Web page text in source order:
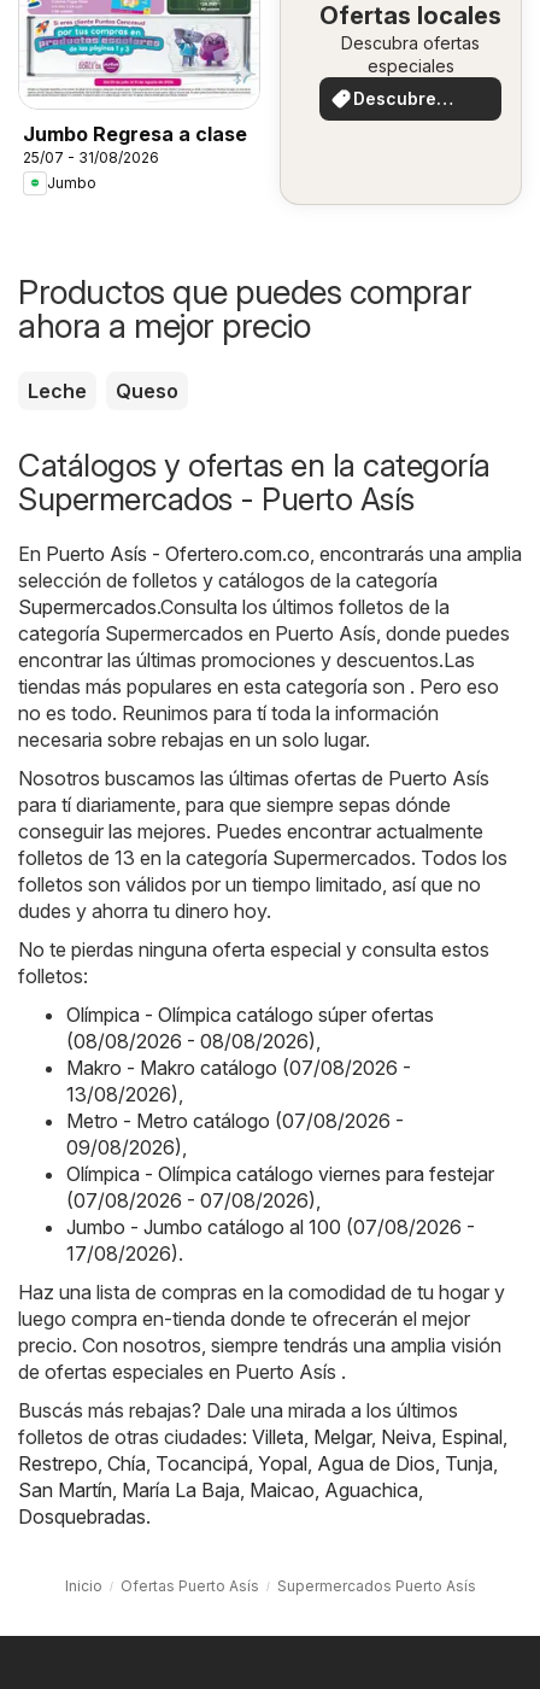
Jumbo Regresa a clase
25/07 - 31/08/2026
Jumbo
Ofertas locales
Descubra ofertas
especiales
Descubre
ofertas
Productos que puedes comprar
ahora a mejor precio
Leche Queso
Catálogos y ofertas en la categoría
Supermercados - Puerto Asís
En Puerto Asís - Ofertero.com.co , encontrarás una amplia
selección de folletos y catálogos de la categoría
Supermercados.Consulta los últimos folletos de la
categoría Supermercados en Puerto Asís, donde puedes
encontrar las últimas promociones y descuentos.Las
tiendas más populares en esta categoría son . Pero eso
no es todo. Reunimos para tí toda la información
necesaria sobre rebajas en un solo lugar.
Nosotros buscamos las últimas ofertas de Puerto Asís
para tí diariamente, para que siempre sepas dónde
conseguir las mejores. Puedes encontrar actualmente
folletos de 13 en la categoría Supermercados. Todos los
folletos son válidos por un tiempo limitado, así que no
dudes y ahorra tu dinero hoy.
No te pierdas ninguna oferta especial y consulta estos
folletos:
Olímpica - Olímpica catálogo súper ofertas
(08/08/2026 - 08/08/2026)
Makro - Makro catálogo (07/08/2026 -
13/08/2026)
Metro - Metro catálogo (07/08/2026 -
09/08/2026)
Olímpica - Olímpica catálogo viernes para festejar
(07/08/2026 - 07/08/2026)
Jumbo - Jumbo catálogo al 100 (07/08/2026 -
17/08/2026).
Haz una lista de compras en la comodidad de tu hogar y
luego compra en-tienda donde te ofrecerán el mejor
precio. Con nosotros, siempre tendrás una amplia visión
de ofertas especiales en Puerto Asís .
Buscás más rebajas? Dale una mirada a los últimos
folletos de otras ciudades: Villeta Melgar, Neiva Espinal
Restrepo Chía Tocancipá Yopal Agua de Dios Tunja
San Martín María La Baja Maicao Aguachica
Dosquebradas.
Inicio Ofertas Puerto Asís Supermercados Puerto Asís